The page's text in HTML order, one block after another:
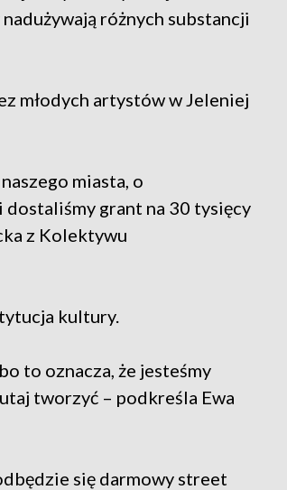
różnych substancji
młodych artystów w Jeleniej
miasta, o
grant na 30 tysięcy
z Kolektywu
kultury.
to oznacza, że jesteśmy
tworzyć – podkreśla Ewa
się darmowy street